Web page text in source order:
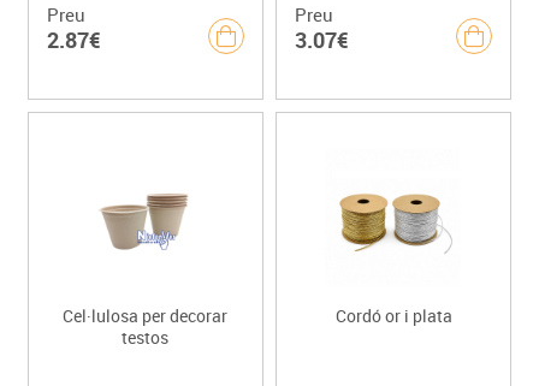
Preu
2.87€
Preu
3.07€
Cel·lulosa per decorar
testos
Cordó or i plata